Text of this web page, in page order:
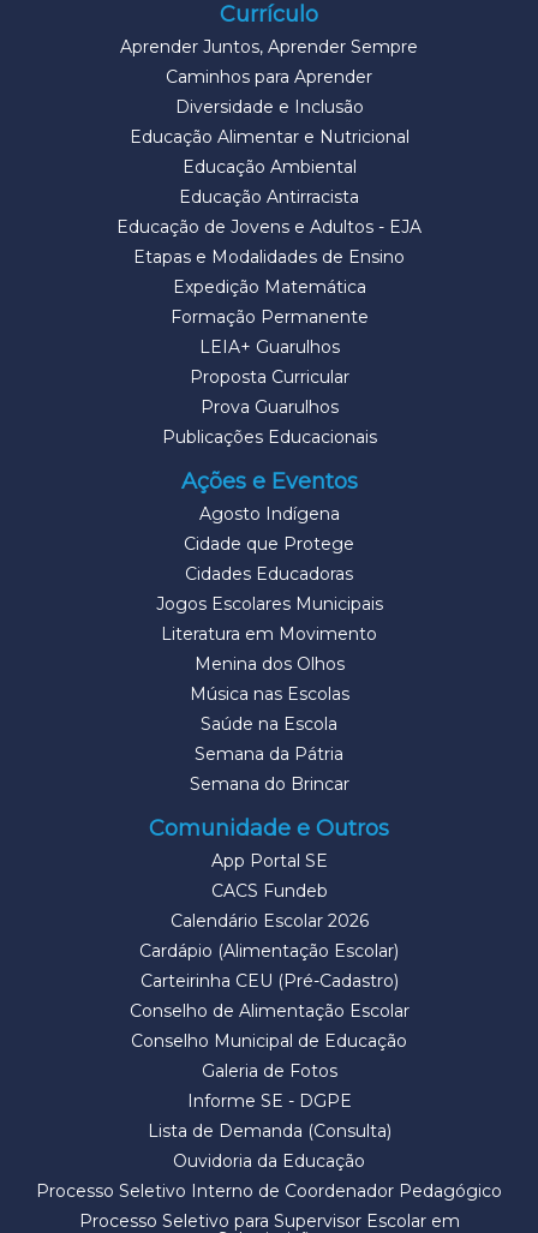
Currículo
Aprender Juntos, Aprender Sempre
Caminhos para Aprender
Diversidade e Inclusão
Educação Alimentar e Nutricional
Educação Ambiental
Educação Antirracista
Educação de Jovens e Adultos - EJA
Etapas e Modalidades de Ensino
Expedição Matemática
Formação Permanente
LEIA+ Guarulhos
Proposta Curricular
Prova Guarulhos
Publicações Educacionais
Ações e Eventos
Agosto Indígena
Cidade que Protege
Cidades Educadoras
Jogos Escolares Municipais
Literatura em Movimento
Menina dos Olhos
Música nas Escolas
Saúde na Escola
Semana da Pátria
Semana do Brincar
Comunidade e Outros
App Portal SE
CACS Fundeb
Calendário Escolar 2026
Cardápio (Alimentação Escolar)
Carteirinha CEU (Pré-Cadastro)
Conselho de Alimentação Escolar
Conselho Municipal de Educação
Galeria de Fotos
Informe SE - DGPE
Lista de Demanda (Consulta)
Ouvidoria da Educação
Processo Seletivo Interno de Coordenador Pedagógico
Processo Seletivo para Supervisor Escolar em